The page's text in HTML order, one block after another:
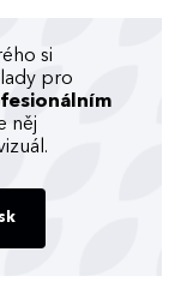
si
pro
něj